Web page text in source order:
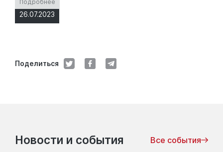
26.07.2023
Поделиться
Подробнее
Новости и события Все события